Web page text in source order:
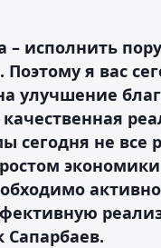
– исполнить
я вас
улучшение
сегодня не
Сапарбаев.